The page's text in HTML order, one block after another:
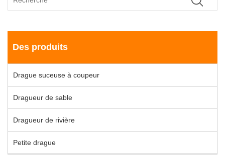
Des produits
Drague suceuse à coupeur
Dragueur de sable
Dragueur de rivière
Petite drague